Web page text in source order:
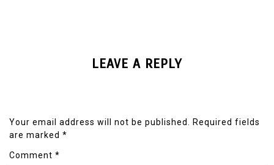
LEAVE A REPLY
Your email address will not be published.
Required fields
are marked *
Comment *